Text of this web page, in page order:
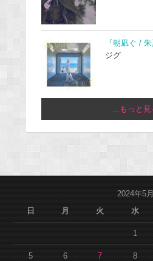
『朝凪ぐ / 朱
ジグ
...もっと見
2024年5月
日
月 火 水
1
5 6 7 8